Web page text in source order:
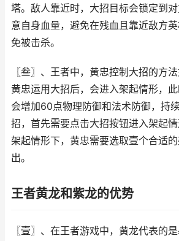
塔。敌人靠近时，大招目标会锁定到
意自身血量，避免在残血且靠近敌方
免被击杀。
〖叁〗、王者中，黄忠控制大招的方
黄忠运用大招后，会进入架起情形，
会增加60点物理防御和法术防御，持
招，首先需要点击大招按钮进入架起
架起情形下，黄忠需要选取壹个合适
出。
王者黄龙和紫龙的优势
〖壹〗、在王者游戏中，黄龙代表的